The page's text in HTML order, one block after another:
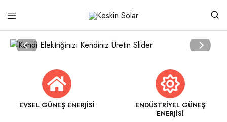
Solar
Güneşten
Gelen
Güç
EVSEL GÜNEŞ ENERJISI
ENDÜSTRIYEL GÜNEŞ
ENERJISI